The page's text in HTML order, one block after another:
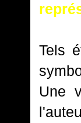
Tels
Une